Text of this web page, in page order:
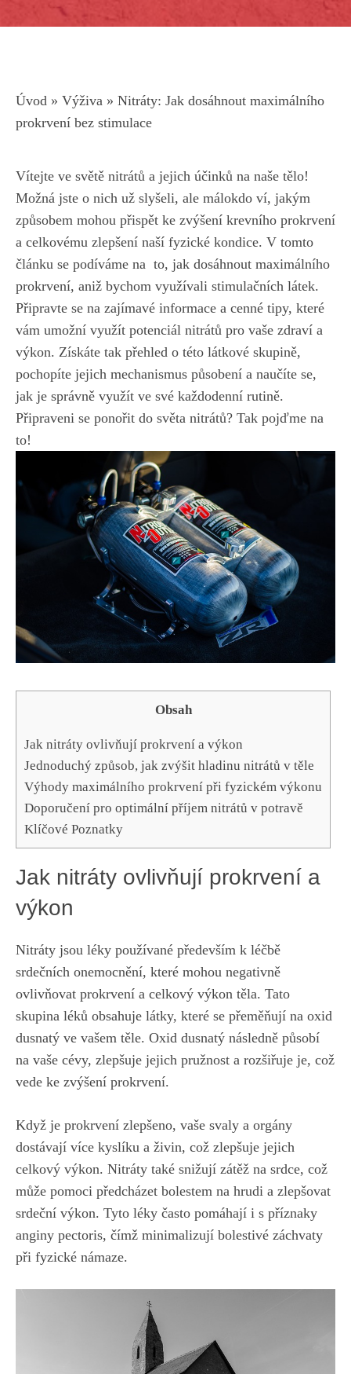
Úvod » Výživa » Nitráty: Jak dosáhnout maximálního
prokrvení bez stimulace
Vítejte ​ve světě nitrátů a jejich účinků na⁤ naše tělo!‌
Možná⁤ jste o nich už slyšeli, ale málokdo ví,⁣ jakým
způsobem mohou přispět ke zvýšení⁢ krevního⁢ prokrvení
a celkovému zlepšení naší fyzické kondice. V tomto
článku se podíváme⁢ na ⁤ to, jak​ dosáhnout⁢ maximálního
prokrvení, aniž bychom využívali stimulačních látek.
Připravte⁤ se na zajímavé ​informace‍ a cenné‌ tipy, které
vám ‌umožní ⁣využít⁤ potenciál nitrátů pro vaše zdraví a
výkon. ​Získáte⁤ tak přehled o ⁤této látkové skupině,⁣
pochopíte jejich mechanismus působení a naučíte se,
jak je‍ správně⁤ využít ve své ⁢každodenní rutině.
Připraveni ⁢se ponořit do světa nitrátů? Tak pojďme na⁤
to!
Obsah
Jak nitráty ovlivňují prokrvení​ a výkon
Jednoduchý způsob, jak zvýšit hladinu ⁤nitrátů v těle
Výhody maximálního ‍prokrvení při ⁤fyzickém výkonu
Doporučení ‌pro ⁣optimální příjem nitrátů v potravě
Klíčové Poznatky
Jak nitráty ovlivňují prokrvení​ a
výkon
Nitráty jsou léky používané především k léčbě
srdečních onemocnění, které mohou negativně
ovlivňovat prokrvení a celkový výkon těla. Tato⁢
skupina⁣ léků obsahuje látky, které se přeměňují na oxid
dusnatý⁢ ve vašem⁤ těle. Oxid dusnatý následně působí
na‍ vaše cévy, zlepšuje​ jejich pružnost a rozšiřuje je, což
⁣vede ke zvýšení⁤ prokrvení.
Když ⁤je prokrvení zlepšeno,‍ vaše svaly a orgány ​
dostávají více kyslíku a živin, ⁣což zlepšuje jejich
celkový výkon. ⁣Nitráty také snižují zátěž​ na srdce, což
⁣může pomoci předcházet‌ bolestem na hrudi a ⁣zlepšovat
srdeční výkon. Tyto léky‍ často pomáhají⁣ i s příznaky
anginy pectoris, čímž minimalizují bolestivé záchvaty
při fyzické námaze.